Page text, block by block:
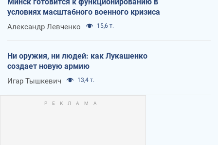
условиях масштабного военного кризиса
Александр Левченко 15,6 т.
Ни оружия, ни людей: как Лукашенко
создает новую армию
Игар Тышкевич 13,4 т.